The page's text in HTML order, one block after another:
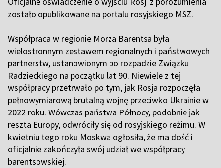
zostało opublikowane na portalu rosyjskiego MSZ.
Współpraca w regionie Morza Barentsa była
wielostronnym zestawem regionalnych i państwowych
partnerstw, ustanowionym po rozpadzie Związku
Radzieckiego na początku lat 90. Niewiele z tej
współpracy przetrwało po tym, jak Rosja rozpoczęła
pełnowymiarową brutalną wojnę przeciwko Ukrainie w
2022 roku. Wówczas państwa Północy, podobnie jak
reszta Europy, odwróciły się od rosyjskiego reżimu. W
kwietniu tego roku Moskwa ogłosiła, że ma dość i
oficjalnie zakończyła swój udział we współpracy
barentsowskiej.